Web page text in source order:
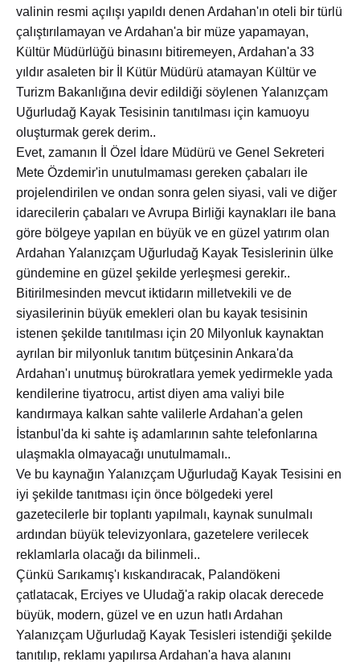
valinin resmi açılışı yapıldı denen Ardahan'ın oteli bir türlü
çalıştırılamayan ve Ardahan'a bir müze yapamayan,
Kültür Müdürlüğü binasını bitiremeyen, Ardahan'a 33
yıldır asaleten bir İl Kütür Müdürü atamayan Kültür ve
Turizm Bakanlığına devir edildiği söylenen Yalanızçam
Uğurludağ Kayak Tesisinin tanıtılması için kamuoyu
oluşturmak gerek derim..
Evet, zamanın İl Özel İdare Müdürü ve Genel Sekreteri
Mete Özdemir'in unutulmaması gereken çabaları ile
projelendirilen ve ondan sonra gelen siyasi, vali ve diğer
idarecilerin çabaları ve Avrupa Birliği kaynakları ile bana
göre bölgeye yapılan en büyük ve en güzel yatırım olan
Ardahan Yalanızçam Uğurludağ Kayak Tesislerinin ülke
gündemine en güzel şekilde yerleşmesi gerekir..
Bitirilmesinden mevcut iktidarın milletvekili ve de
siyasilerinin büyük emekleri olan bu kayak tesisinin
istenen şekilde tanıtılması için 20 Milyonluk kaynaktan
ayrılan bir milyonluk tanıtım bütçesinin Ankara'da
Ardahan'ı unutmuş bürokratlara yemek yedirmekle yada
kendilerine tiyatrocu, artist diyen ama valiyi bile
kandırmaya kalkan sahte valilerle Ardahan'a gelen
İstanbul'da ki sahte iş adamlarının sahte telefonlarına
ulaşmakla olmayacağı unutulmamalı..
Ve bu kaynağın Yalanızçam Uğurludağ Kayak Tesisini en
iyi şekilde tanıtması için önce bölgedeki yerel
gazetecilerle bir toplantı yapılmalı, kaynak sunulmalı
ardından büyük televizyonlara, gazetelere verilecek
reklamlarla olacağı da bilinmeli..
Çünkü Sarıkamış'ı kıskandıracak, Palandökeni
çatlatacak, Erciyes ve Uludağ'a rakip olacak derecede
büyük, modern, güzel ve en uzun hatlı Ardahan
Yalanızçam Uğurludağ Kayak Tesisleri istendiği şekilde
tanıtılıp, reklamı yapılırsa Ardahan'a hava alanını